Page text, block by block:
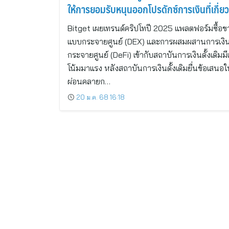
ให้การยอมรับหนุนออกโปรดักซ์การเงินที่เกี่ย
งกับคริปโท
Bitget เผยเทรนด์คริปโทปี 2025 แพลตฟอร์มซื้อข
แบบกระจายศูนย์ (DEX) และการผสมผสานการเงิ
กระจายศูนย์ (DeFi) เข้ากับสถาบันการเงินดั้งเดิม
โน้มมาแรง หลังสถาบันการเงินดั้งเดิมยื่นข้อเสนอ
ผ่อนคลายก…
20 ม.ค. 68 16:18